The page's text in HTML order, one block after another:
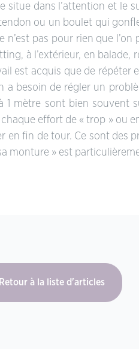
dans l’attention et le
ou un boulet qui
pas pour rien que
à l’extérieur, en
est acquis que de répéter
a besoin de régler un
mètre sont bien souvent
effort de « trop » ou
fin de tour. Ce sont des
monture » est
Retour à la liste d'articles